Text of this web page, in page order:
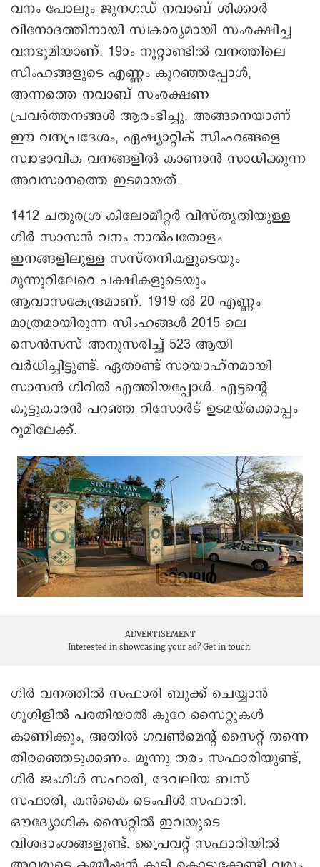
വനം പോലും ജുനഗഡ് നവാബ് ശിക്കാർ
വിനോദത്തിനായി സ്വകാര്യമായി സംരക്ഷിച്ച
വനഭൂമിയാണ്. 19ാം നൂറ്റാണ്ടിൽ വനത്തിലെ
സിംഹങ്ങളുടെ എണ്ണം കുറഞ്ഞപ്പോൾ,
അന്നത്തെ നവാബ് സംരക്ഷണ
പ്രവർത്തനങ്ങൾ ആരംഭിച്ചു. അങ്ങനെയാണ്
ഈ വനപ്രദേശം, ഏഷ്യാറ്റിക് സിംഹങ്ങളെ
സ്വാഭാവിക വനങ്ങളിൽ കാണാൻ സാധിക്കുന്ന
അവസാനത്തെ ഇടമായത്.
1412 ചതുരശ്ര കിലോമീറ്റർ വിസ്തൃതിയുള്ള
ഗിർ സാസൻ വനം നാൽപതോളം
ഇനങ്ങളിലുള്ള സസ്തനികളുടെയും
മുന്നൂറിലേറെ പക്ഷികളുടെയും
ആവാസകേന്ദ്രമാണ്. 1919 ൽ 20 എണ്ണം
മാത്രമായിരുന്ന സിംഹങ്ങൾ 2015 ലെ
സെൻസസ് അനുസരിച്ച് 523 ആയി
വർധിച്ചിട്ടുണ്ട്. ഏതാണ്ട് സായാഹ്നമായി
സാസൻ ഗിറിൽ എത്തിയപ്പോൾ. ഏട്ടന്റെ
കൂട്ടുകാരൻ പറഞ്ഞ റിസോർട് ഉടമയ്ക്കൊപ്പം
റൂമിലേക്ക്.
ADVERTISEMENT
Interested in showcasing your ad? Get in touch.
ഗിർ വനത്തിൽ സഫാരി ബുക്ക് ചെയ്യാൻ
ഗൂഗിളിൽ പരതിയാൽ കുറേ സൈറ്റുകൾ
കാണിക്കും, അതിൽ ഗവൺമെന്റ് സൈറ്റ് തന്നെ
തിരഞ്ഞെടുക്കണം. മൂന്നു തരം സഫാരിയുണ്ട്,
ഗിർ ജംഗിൾ സഫാരി, ദേവലിയ ബസ്
സഫാരി, കൻകൈ ടെംപിൾ സഫാരി.
ഔദ്യോഗിക സൈറ്റിൽ ഇവയുടെ
വിശദാംശങ്ങളുണ്ട്. പ്രൈവറ്റ് സഫാരിയിൽ